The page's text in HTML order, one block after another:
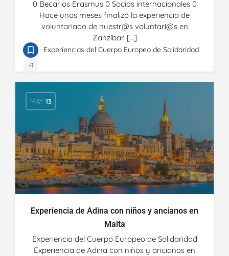
0 Becarios Erasmus 0 Socios internacionales 0
Hace unos meses finalizó la experiencia de
voluntariado de nuestr@s voluntari@s en
Zanzíbar. […]
Experiencias del Cuerpo Europeo de Solidaridad
+1
MAY 13
Experiencia de Adina con niños y ancianos en
Malta
Experiencia del Cuerpo Europeo de Solidaridad
Experiencia de Adina con niños y ancianos en